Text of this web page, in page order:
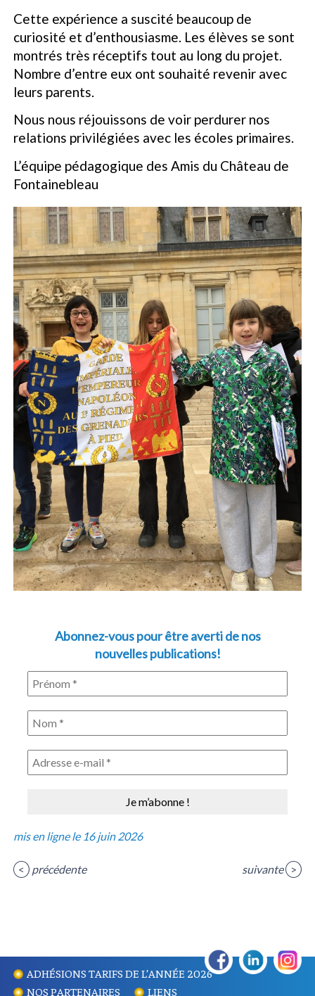
Cette expérience a suscité beaucoup de
curiosité et d’enthousiasme. Les élèves se sont
montrés très réceptifs tout au long du projet.
Nombre d’entre eux ont souhaité revenir avec
leurs parents.
Nous nous réjouissons de voir perdurer nos
relations privilégiées avec les écoles primaires.
L’équipe pédagogique des Amis du Château de
Fontainebleau
Abonnez-vous pour être averti de nos
nouvelles publications!
mis en ligne le 16 juin 2026
< précédente suivante >
ADHÉSIONS TARIFS DE L’ANNÉE 2026
NOS PARTENAIRES
LIENS